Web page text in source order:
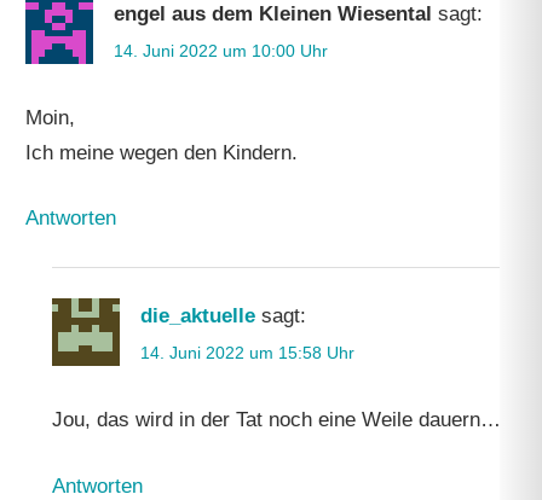
engel aus dem Kleinen Wiesental sagt:
14. Juni 2022 um 10:00 Uhr
Moin,
Ich meine wegen den Kindern.
Antworten
die_aktuelle sagt:
14. Juni 2022 um 15:58 Uhr
Jou, das wird in der Tat noch eine Weile dauern…
Antworten